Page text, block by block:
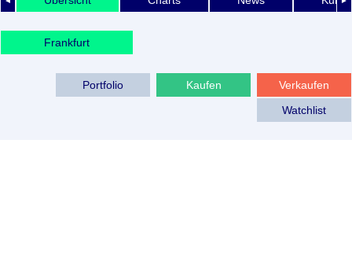
Frankfurt
Verkaufen
Kaufen
Portfolio
Watchlist